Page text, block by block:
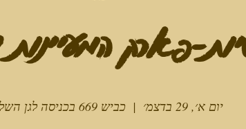
פארק המעיינות 29/12/24
יום א׳, 29 בדצמ׳
  |
כביש 669 בכניסה לגן השלושה.